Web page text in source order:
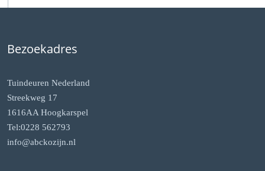
Bezoekadres
Tuindeuren Nederland
Streekweg 17
1616AA Hoogkarspel
Tel:0228 562793
info@abckozijn.nl